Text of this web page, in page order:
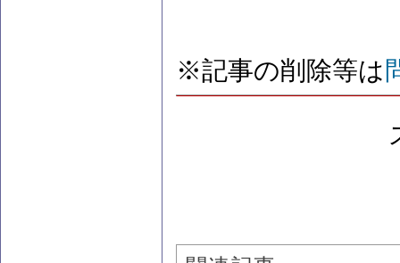
※記事の削除等は